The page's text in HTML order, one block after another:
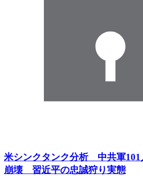
米シンクタンク分析 中共軍101
崩壊 習近平の忠誠狩り実態